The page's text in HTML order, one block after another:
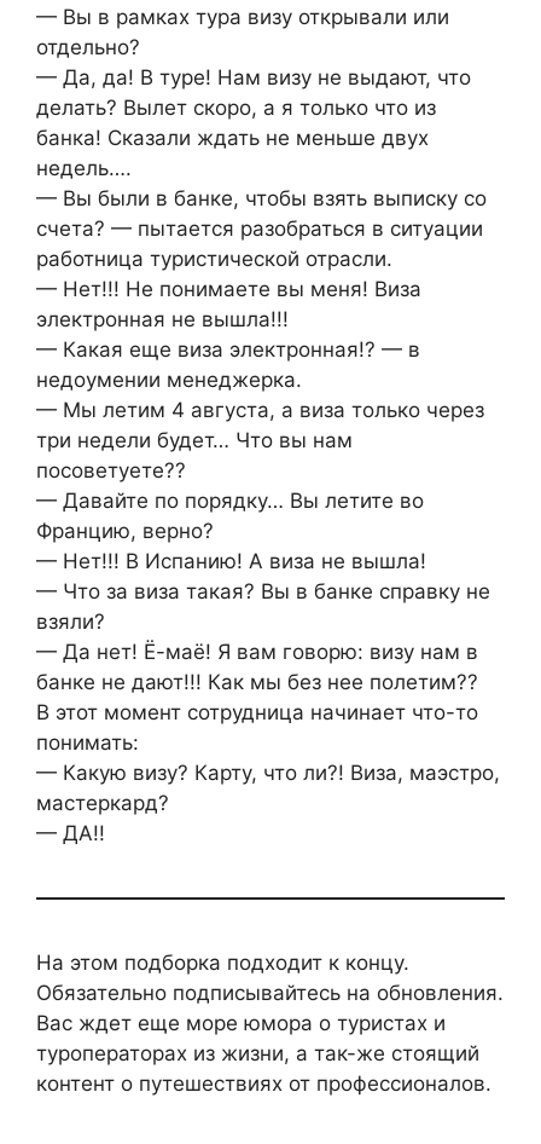
— Вы в рамках тура визу открывали или
отдельно?
— Да, да! В туре! Нам визу не выдают, что
делать? Вылет скоро, а я только что из
банка! Сказали ждать не меньше двух
недель….
— Вы были в банке, чтобы взять выписку со
счета? — пытается разобраться в ситуации
работница туристической отрасли.
— Нет!!! Не понимаете вы меня! Виза
электронная не вышла!!!
— Какая еще виза электронная!? — в
недоумении менеджерка.
— Мы летим 4 августа, а виза только через
три недели будет… Что вы нам
посоветуете??
— Давайте по порядку… Вы летите во
Францию, верно?
— Нет!!! В Испанию! А виза не вышла!
— Что за виза такая? Вы в банке справку не
взяли?
— Да нет! Ё-маё! Я вам говорю: визу нам в
банке не дают!!! Как мы без нее полетим??
В этот момент сотрудница начинает что-то
понимать:
— Какую визу? Карту, что ли?! Виза, маэстро,
мастеркард?
— ДА!!
На этом подборка подходит к концу.
Обязательно подписывайтесь на обновления.
Вас ждет еще море юмора о туристах и
туроператорах из жизни, а так-же стоящий
контент о путешествиях от профессионалов.